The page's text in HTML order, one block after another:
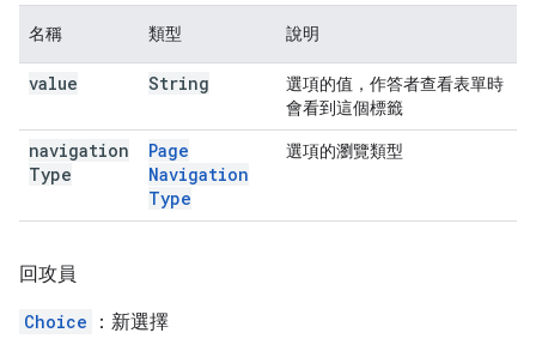
名稱 類型 說明
value String
選項的值，作答者查看表單時
會看到這個標籤
navigation
Type
Page
Navigation
Type
選項的瀏覽類型
回攻員
Choice ：新選擇